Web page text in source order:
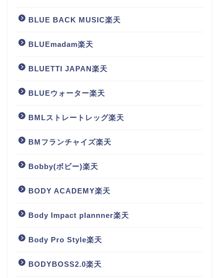
BLUE BACK MUSIC楽天
BLUEmadam楽天
BLUETTI JAPAN楽天
BLUEウォーター楽天
BMLストレートレッグ楽天
BMフランチャイズ楽天
Bobby(ボビー)楽天
BODY ACADEMY楽天
Body Impact plannner楽天
Body Pro Style楽天
BODYBOSS2.0楽天